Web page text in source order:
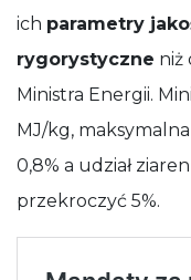
ich parametry
rygorystyczne niż
Ministra Energii.
MJ/kg,
0,8% a udział
przekroczyć 5%.